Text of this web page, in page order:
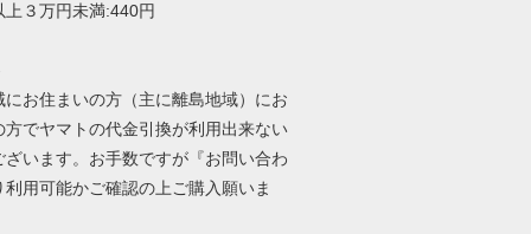
上３万円未満:440円
にお住まいの方（主に離島地域）にお
方でヤマトの代金引換が利用出来ない
ざいます。お手数ですが『お問い合わ
利用可能かご確認の上ご購入願いま